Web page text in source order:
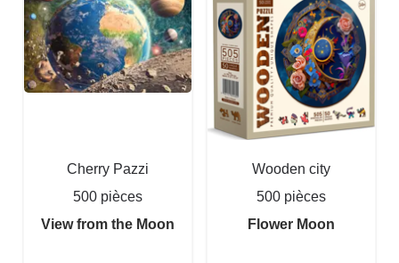
Cherry Pazzi
500 pièces
View from the Moon
Wooden city
500 pièces
Flower Moon